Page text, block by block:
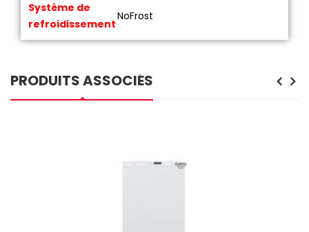
Système de
refroidissement
NoFrost
PRODUITS ASSOCIÉS